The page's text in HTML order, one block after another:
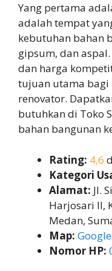
Yang pertama
adalah tempat
kebutuhan bahan
gipsum, dan
dan harga
tujuan utama bagi
renovator.
butuhkan di Toko
bahan bangunan
Rating: 4,6
Kategori
Alamat: Jl.
Harjosari II,
Medan,
Map:
Nomor HP: